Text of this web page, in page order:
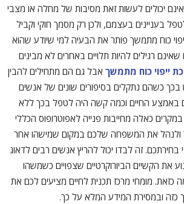
יכולים לעשות זאת מסיבות של מחלה או מצבי
בעניינים בעצמם, ולכן רק מסמך חוקי וקביל
כוח מתמשך פותר את הבעיה למי שיודע שהוא
שאינם רגילים להיות תלויים באחרים לא מבינים
ייפוי כוח מתמשך אבל גם הם מתחילים להבין
כשהם נתקלים בסיפורים שונים של אנשים
באמצע החיים וכמה קשה היה לטפל בכך ללא
כאלה מחייבות פנייה לאפוטרופוס הכללי
ולנהל את המשפחה שלכם במקום שמישהו אחר
זה לבדו יכול להריץ אנשים רבים לדאוג
את הקשיים הביורוקרטיים שצפויים כשמשהו
מומחי מרכז תכנית לחיים מציעים לכם את
כזה ובמסירת המידע המלא על כך.